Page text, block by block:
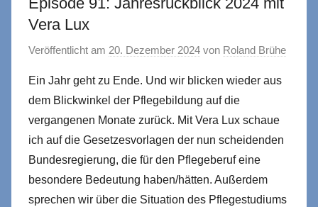
Vera Lux
Veröffentlicht am 20. Dezember 2024 von Roland Brühe
Ein Jahr geht zu Ende. Und wir blicken wieder aus
dem Blickwinkel der Pflegebildung auf die
vergangenen Monate zurück. Mit Vera Lux schaue
ich auf die Gesetzesvorlagen der nun scheidenden
Bundesregierung, die für den Pflegeberuf eine
besondere Bedeutung haben/hätten. Außerdem
sprechen wir über die Situation des Pflegestudiums